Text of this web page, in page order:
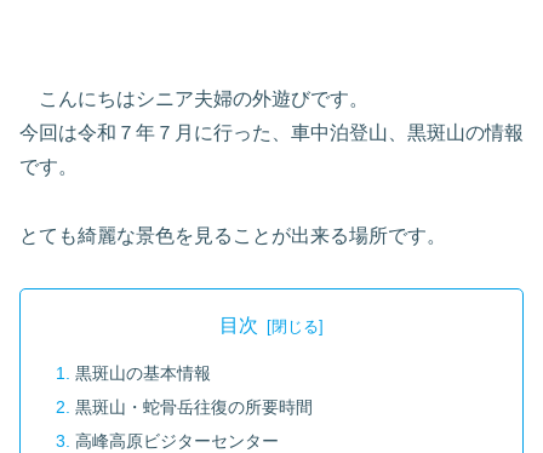
こんにちはシニア夫婦の外遊びです。
今回は令和７年７月に行った、車中泊登山、黒斑山の情報
です。
とても綺麗な景色を見ることが出来る場所です。
目次
黒斑山の基本情報
黒斑山・蛇骨岳往復の所要時間
高峰高原ビジターセンター